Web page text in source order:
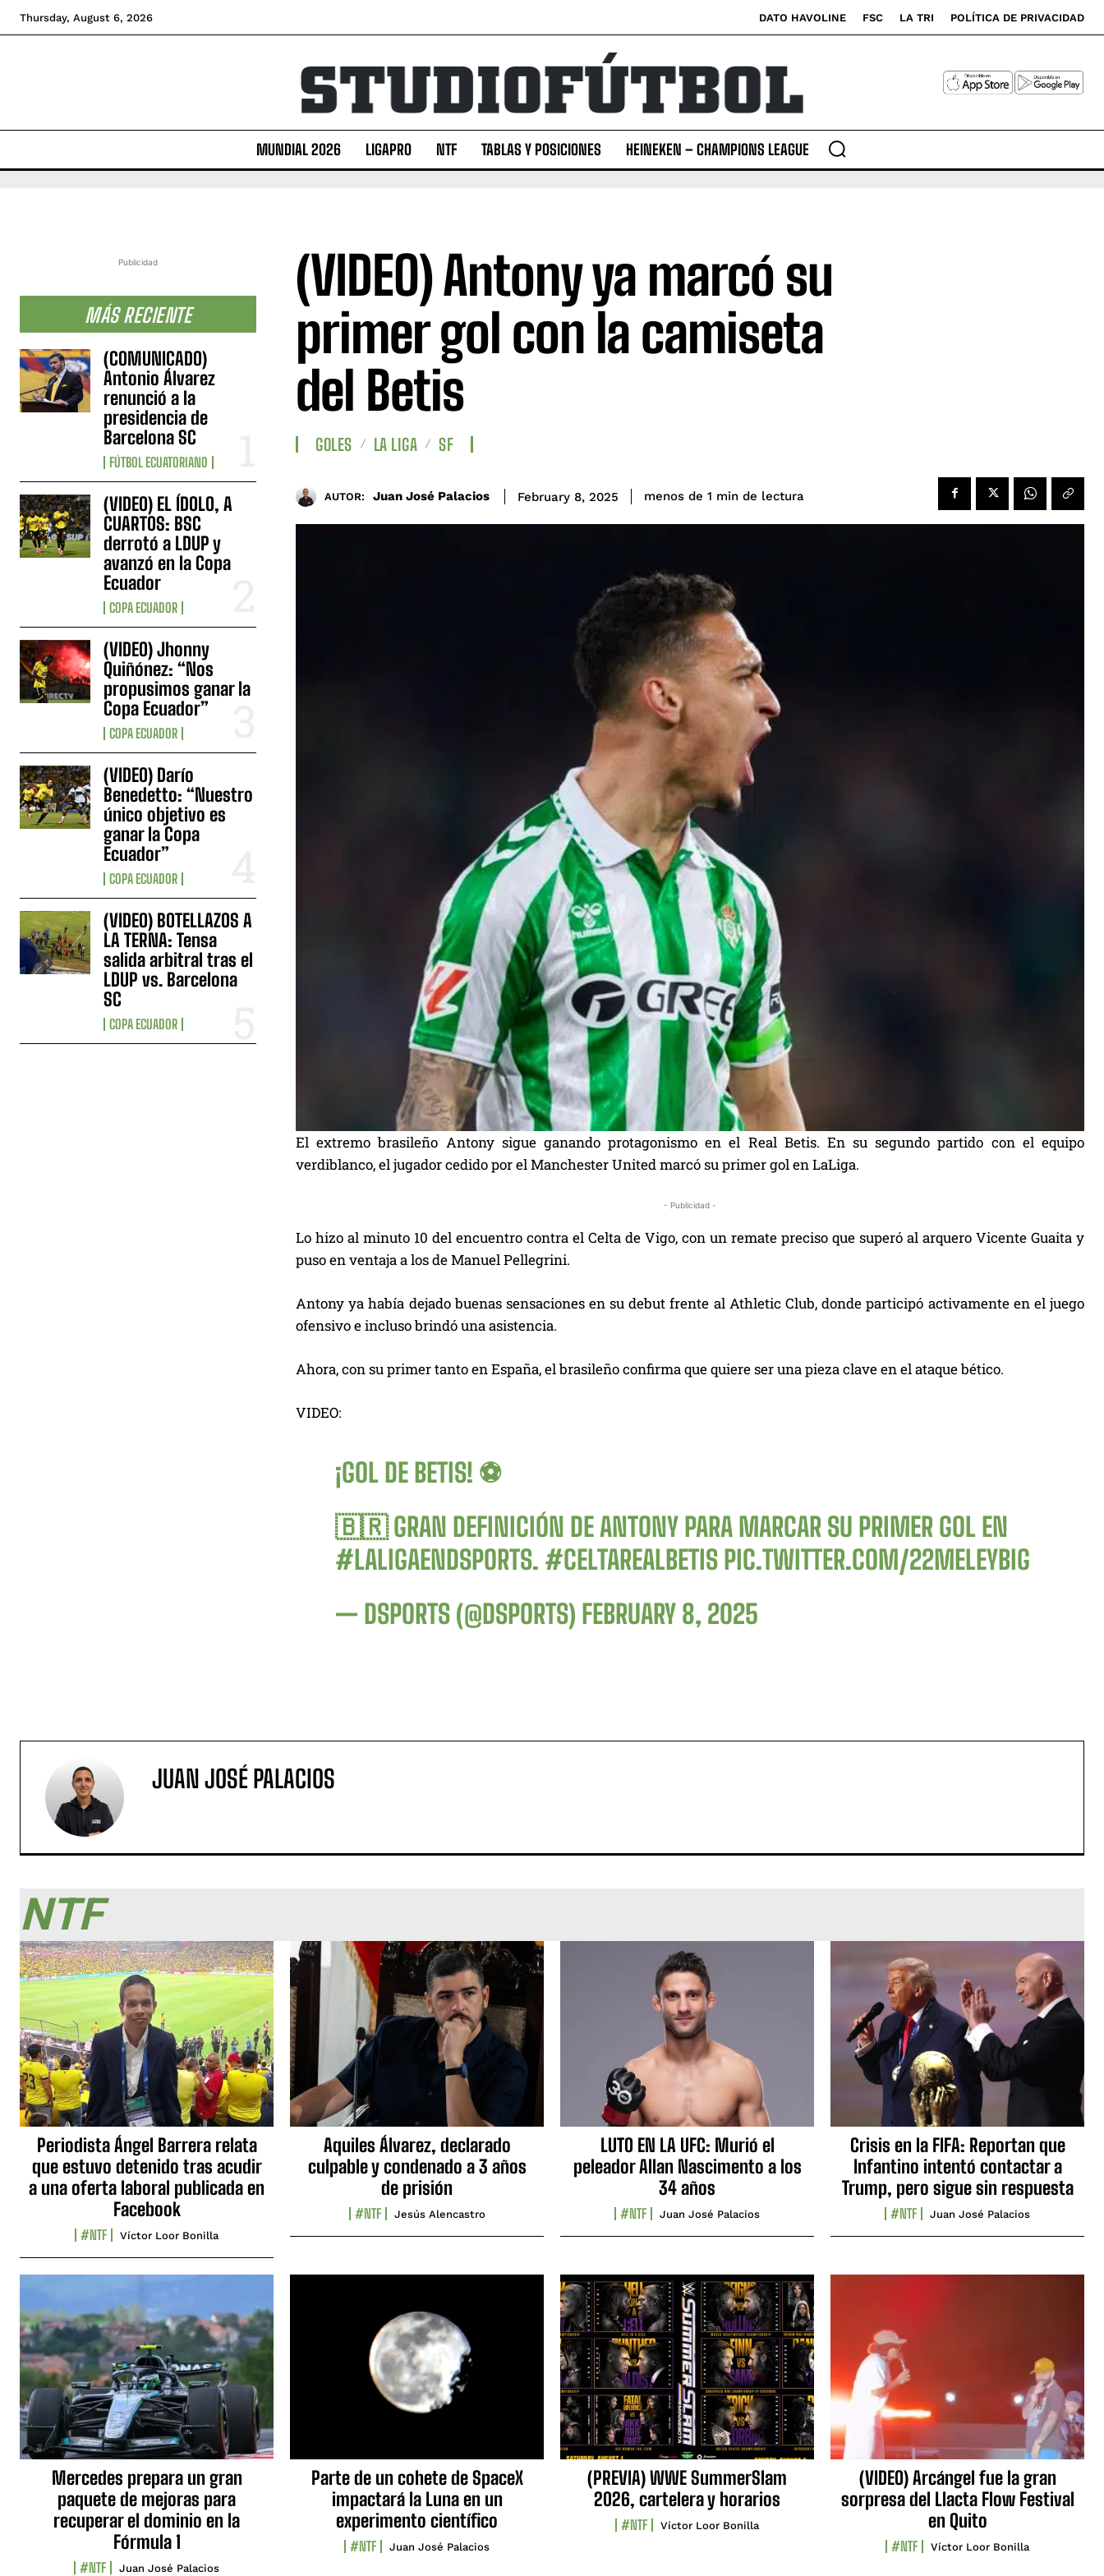
Thursday, August 6, 2026 DATO HAVOLINE FSC LA TRI POLÍTICA DE PRIVACIDAD
MUNDIAL 2026 LIGAPRO NTF TABLAS Y POSICIONES HEINEKEN – CHAMPIONS LEAGUE
Publicidad
MÁS RECIENTE
(COMUNICADO)
Antonio Álvarez
renunció a la
presidencia de
Barcelona SC
FÚTBOL ECUATORIANO
(VIDEO) EL ÍDOLO, A
CUARTOS: BSC
derrotó a LDUP y
avanzó en la Copa
Ecuador
COPA ECUADOR
(VIDEO) Jhonny
Quiñónez: “Nos
propusimos ganar la
Copa Ecuador”
COPA ECUADOR
(VIDEO) Darío
Benedetto: “Nuestro
único objetivo es
ganar la Copa
Ecuador”
COPA ECUADOR
(VIDEO) BOTELLAZOS A
LA TERNA: Tensa
salida arbitral tras el
LDUP vs. Barcelona
SC
COPA ECUADOR
(VIDEO) Antony ya marcó su
primer gol con la camiseta
del Betis
GOLES LA LIGA SF
AUTOR: Juan José Palacios February 8, 2025 menos de 1 min de lectura
El extremo brasileño Antony sigue ganando protagonismo en el Real Betis. En su segundo partido con el equipo
verdiblanco, el jugador cedido por el Manchester United marcó su primer gol en LaLiga.
- Publicidad -
Lo hizo al minuto 10 del encuentro contra el Celta de Vigo, con un remate preciso que superó al arquero Vicente Guaita y
puso en ventaja a los de Manuel Pellegrini.
Antony ya había dejado buenas sensaciones en su debut frente al Athletic Club, donde participó activamente en el juego
ofensivo e incluso brindó una asistencia.
Ahora, con su primer tanto en España, el brasileño confirma que quiere ser una pieza clave en el ataque bético.
VIDEO:
¡GOL DE BETIS! ⚽
🇧🇷 GRAN DEFINICIÓN DE ANTONY PARA MARCAR SU PRIMER GOL EN
#LALIGAENDSPORTS. #CELTAREALBETIS PIC.TWITTER.COM/22MELEYBIG
— DSPORTS (@DSPORTS) FEBRUARY 8, 2025
JUAN JOSÉ PALACIOS
NTF
Periodista Ángel Barrera relata
que estuvo detenido tras acudir
a una oferta laboral publicada en
Facebook
#NTF Víctor Loor Bonilla
Aquiles Álvarez, declarado
culpable y condenado a 3 años
de prisión
#NTF Jesús Alencastro
LUTO EN LA UFC: Murió el
peleador Allan Nascimento a los
34 años
#NTF Juan José Palacios
Crisis en la FIFA: Reportan que
Infantino intentó contactar a
Trump, pero sigue sin respuesta
#NTF Juan José Palacios
Mercedes prepara un gran
paquete de mejoras para
recuperar el dominio en la
Fórmula 1
#NTF Juan José Palacios
Parte de un cohete de SpaceX
impactará la Luna en un
experimento científico
#NTF Juan José Palacios
(PREVIA) WWE SummerSlam
2026, cartelera y horarios
#NTF Víctor Loor Bonilla
(VIDEO) Arcángel fue la gran
sorpresa del Llacta Flow Festival
en Quito
#NTF Víctor Loor Bonilla